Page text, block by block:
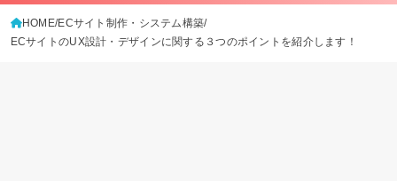
HOME ECサイト制作・システム構築
ECサイトのUX設計・デザインに関する３つのポイントを紹介します！